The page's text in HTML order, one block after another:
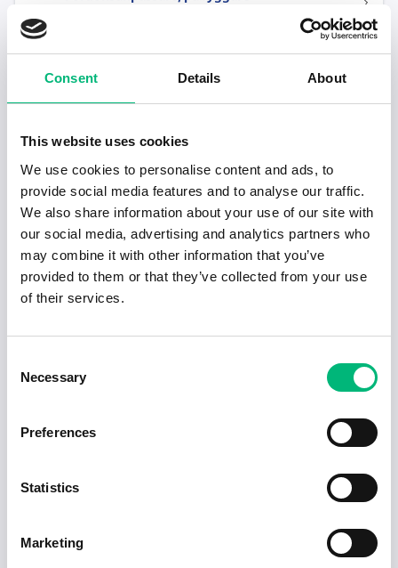
Consent Details About
This website uses cookies
We use cookies to personalise content and ads, to
provide social media features and to analyse our traffic.
We also share information about your use of our site with
our social media, advertising and analytics partners who
may combine it with other information that you’ve
provided to them or that they’ve collected from your use
of their services.
Selection
Necessary
Preferences
Statistics
Marketing
Senaste publiceringarna i Jobbnytt
Visa fler artiklar
Jobb för dig som är introvert
2025-02-20